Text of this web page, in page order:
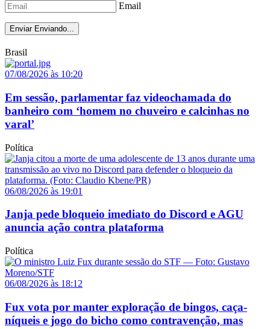
Email
Enviar Enviando...
Brasil
07/08/2026 às 10:20
Em sessão, parlamentar faz videochamada do
banheiro com ‘homem no chuveiro e calcinhas no
varal’
Política
06/08/2026 às 19:01
Janja pede bloqueio imediato do Discord e AGU
anuncia ação contra plataforma
Política
06/08/2026 às 18:12
Fux vota por manter exploração de bingos, caça-
níqueis e jogo do bicho como contravenção, mas